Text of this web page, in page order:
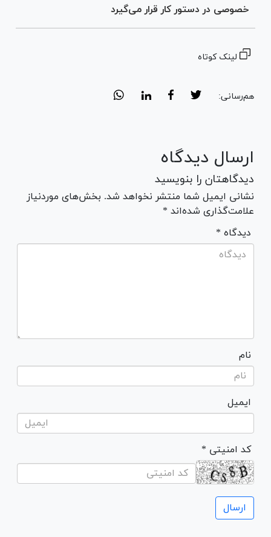
خصوصی در دستور کار قرار می‌گیرد
لینک کوتاه
هم‌رسانی:
ارسال دیدگاه
دیدگاهتان را بنویسید
نشانی ایمیل شما منتشر نخواهد شد. بخش‌های موردنیاز
علامت‌گذاری شده‌اند *
* دیدگاه
نام
ایمیل
* کد امنیتی